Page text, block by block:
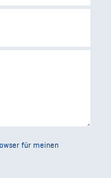
für meinen